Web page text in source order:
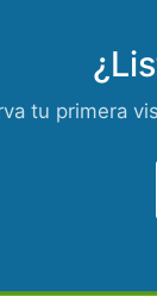
tu primera